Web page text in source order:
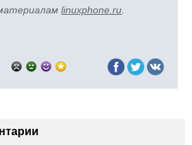
linuxphone.ru